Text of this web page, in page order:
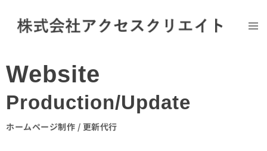
Website
Production/Update
ホームページ制作 / 更新代行